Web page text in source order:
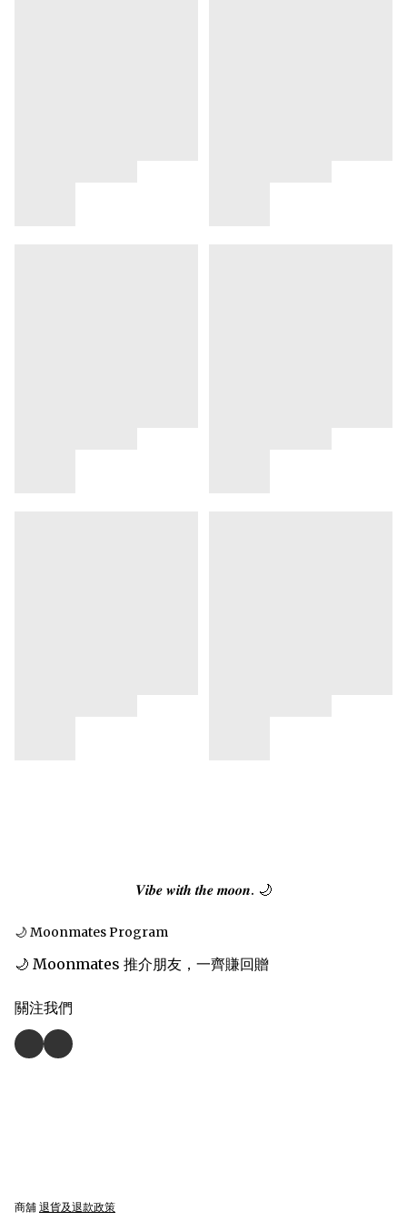
𝑽𝒊𝒃𝒆 𝒘𝒊𝒕𝒉 𝒕𝒉𝒆 𝒎𝒐𝒐𝒏. 🌙
🌙 Moonmates Program
🌙 Moonmates 推介朋友，一齊賺回贈
關注我們
商舖 退貨及退款政策